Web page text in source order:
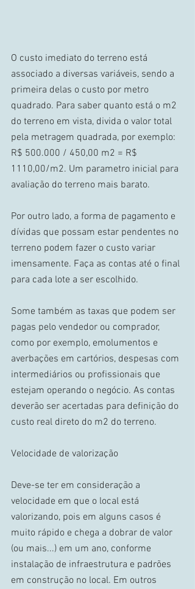
O custo imediato do terreno está
associado a diversas variáveis, sendo a
primeira delas o custo por metro
quadrado. Para saber quanto está o m2
do terreno em vista, divida o valor total
pela metragem quadrada, por exemplo:
R$ 500.000 / 450,00 m2 = R$
1110,00/m2. Um parametro inicial para
avaliação do terreno mais barato.
Por outro lado, a forma de pagamento e
dívidas que possam estar pendentes no
terreno podem fazer o custo variar
imensamente. Faça as contas até o final
para cada lote a ser escolhido.
Some também as taxas que podem ser
pagas pelo vendedor ou comprador,
como por exemplo, emolumentos e
averbações em cartórios, despesas com
intermediários ou profissionais que
estejam operando o negócio. As contas
deverão ser acertadas para definição do
custo real direto do m2 do terreno.
Velocidade de valorização
Deve-se ter em consideração a
velocidade em que o local está
valorizando, pois em alguns casos é
muito rápido e chega a dobrar de valor
(ou mais...) em um ano, conforme
instalação de infraestrutura e padrões
em construção no local. Em outros